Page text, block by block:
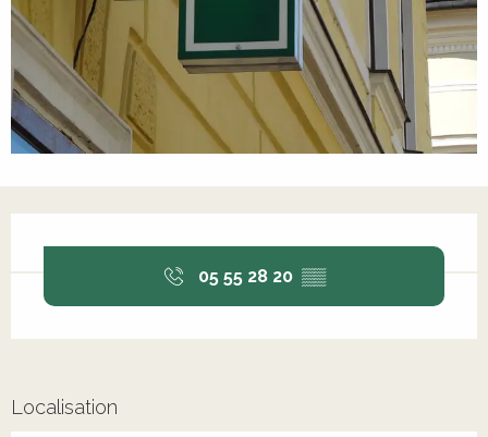
05 55 28 20 ▒▒
Localisation